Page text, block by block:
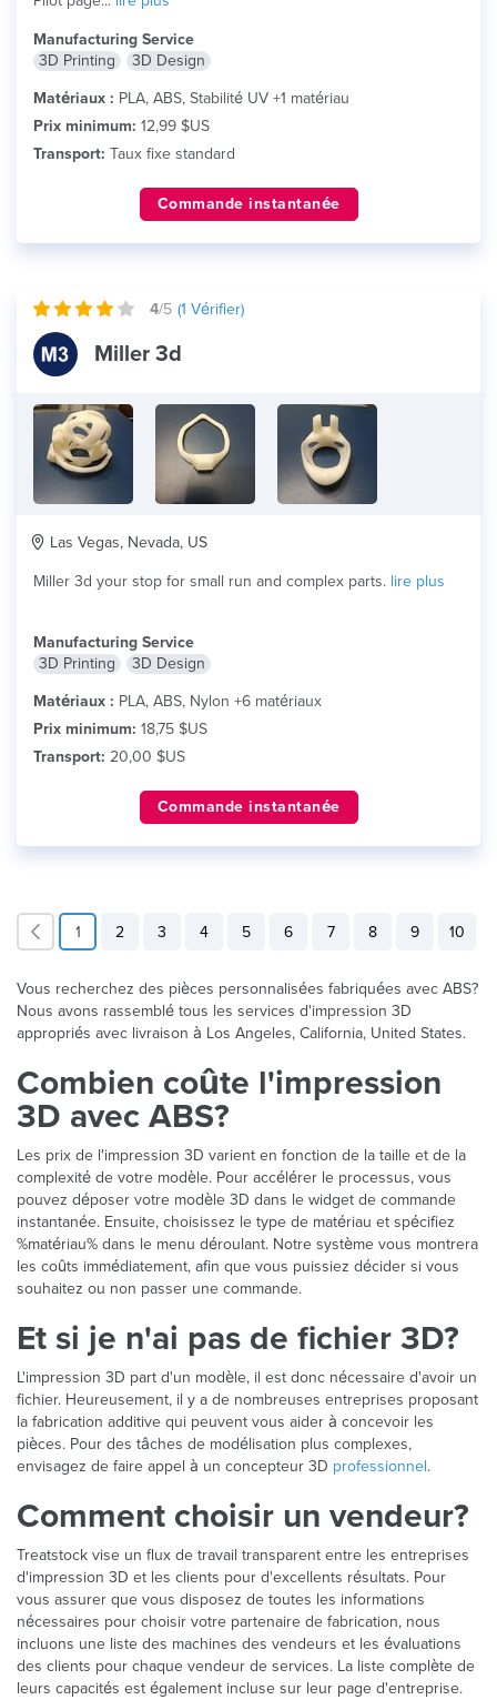
Manufacturing Service
3D Printing
3D Design
Matériaux : PLA, ABS, Stabilité UV +1 matériau
Prix minimum: 12,99 $US
Transport: Taux fixe standard
Commande instantanée
4/5 (1 Vérifier)
Miller 3d
Las Vegas, Nevada, US
Miller 3d your stop for small run and complex parts. lire plus
Manufacturing Service
3D Printing
3D Design
Matériaux : PLA, ABS, Nylon +6 matériaux
Prix minimum: 18,75 $US
Transport: 20,00 $US
Commande instantanée
1 2 3 4 5 6 7 8 9 10
Vous recherchez des pièces personnalisées fabriquées avec ABS?
Nous avons rassemblé tous les services d'impression 3D
appropriés avec livraison à Los Angeles, California, United States.
Combien coûte l'impression
3D avec ABS?
Les prix de l'impression 3D varient en fonction de la taille et de la
complexité de votre modèle. Pour accélérer le processus, vous
pouvez déposer votre modèle 3D dans le widget de commande
instantanée. Ensuite, choisissez le type de matériau et spécifiez
%matériau% dans le menu déroulant. Notre système vous montrera
les coûts immédiatement, afin que vous puissiez décider si vous
souhaitez ou non passer une commande.
Et si je n'ai pas de fichier 3D?
L'impression 3D part d'un modèle, il est donc nécessaire d'avoir un
fichier. Heureusement, il y a de nombreuses entreprises proposant
la fabrication additive qui peuvent vous aider à concevoir les
pièces. Pour des tâches de modélisation plus complexes,
envisagez de faire appel à un concepteur 3D professionnel.
Comment choisir un vendeur?
Treatstock vise un flux de travail transparent entre les entreprises
d'impression 3D et les clients pour d'excellents résultats. Pour
vous assurer que vous disposez de toutes les informations
nécessaires pour choisir votre partenaire de fabrication, nous
incluons une liste des machines des vendeurs et les évaluations
des clients pour chaque vendeur de services. La liste complète de
leurs capacités est également incluse sur leur page d'entreprise.